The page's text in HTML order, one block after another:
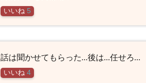
いいね 5
話は聞かせてもらった…後は…任せろ…
いいね 4